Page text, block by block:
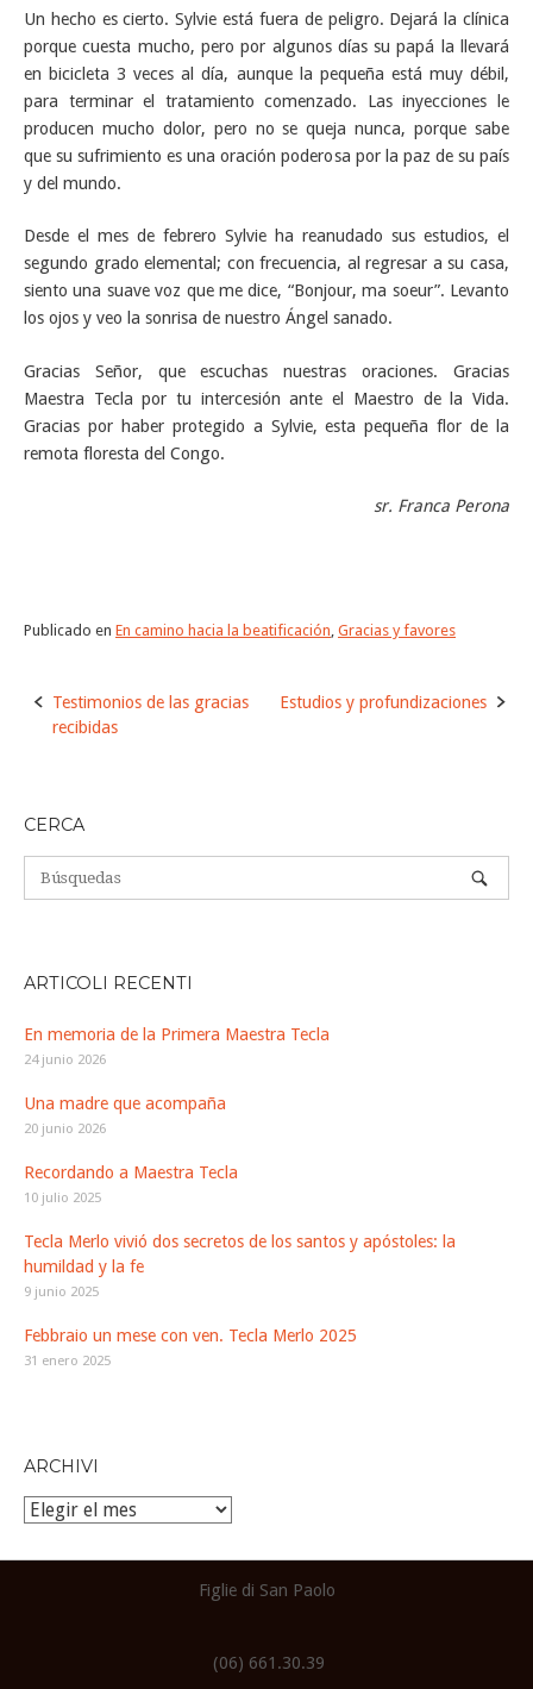
Un hecho es cierto. Sylvie está fuera de peligro. Dejará la clínica
porque cuesta mucho, pero por algunos días su papá la llevará
en bicicleta 3 veces al día, aunque la pequeña está muy débil,
para terminar el tratamiento comenzado. Las inyecciones le
producen mucho dolor, pero no se queja nunca, porque sabe
que su sufrimiento es una oración poderosa por la paz de su país
y del mundo.
Desde el mes de febrero Sylvie ha reanudado sus estudios, el
segundo grado elemental; con frecuencia, al regresar a su casa,
siento una suave voz que me dice, “Bonjour, ma soeur”. Levanto
los ojos y veo la sonrisa de nuestro Ángel sanado.
Gracias Señor, que escuchas nuestras oraciones. Gracias
Maestra Tecla por tu intercesión ante el Maestro de la Vida.
Gracias por haber protegido a Sylvie, esta pequeña flor de la
remota floresta del Congo.
sr. Franca Perona
Publicado en En camino hacia la beatificación Gracias y favores
Navegación
de
Testimonios de las gracias
recibidas
Estudios y profundizaciones
CERCA
ARTICOLI RECENTI
En memoria de la Primera Maestra Tecla
24 junio 2026
Una madre que acompaña
20 junio 2026
Recordando a Maestra Tecla
10 julio 2025
Tecla Merlo vivió dos secretos de los santos y apóstoles: la
humildad y la fe
9 junio 2025
Febbraio un mese con ven. Tecla Merlo 2025
31 enero 2025
ARCHIVI
Archivi
Figlie di San Paolo
(06) 661.30.39